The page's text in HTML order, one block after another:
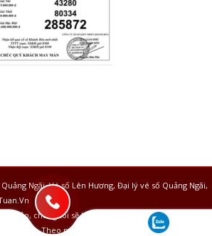
Ngãi, Vé số Lên Hương, Đại lý vé số Quảng Ngãi,
khảo, chúng tôi sẽ không chịu bất kỳ trách nhiệm gì
các bạn. Theo nguồn từ các công ty xổ số trên toàn